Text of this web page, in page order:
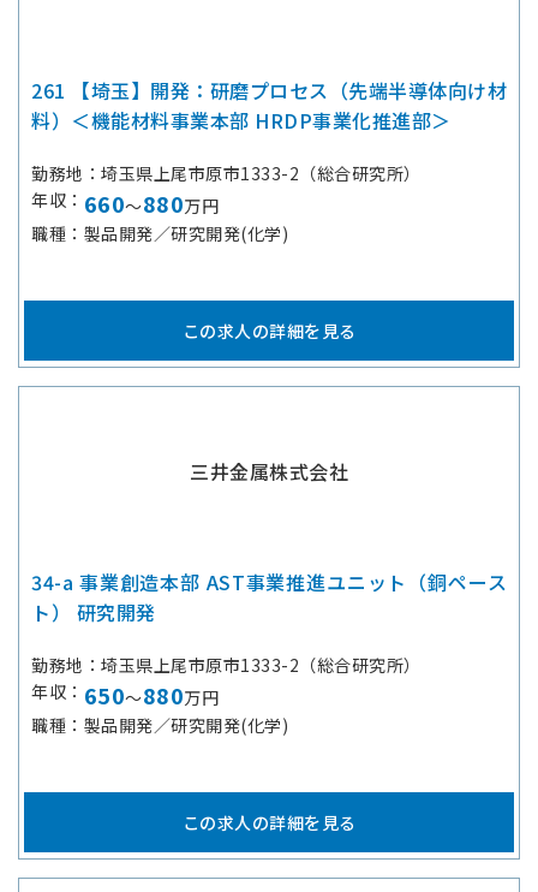
261 【埼玉】開発：研磨プロセス（先端半導体向け材
料）＜機能材料事業本部 HRDP事業化推進部＞
勤務地
埼玉県上尾市原市1333-2（総合研究所）
年収
660～880万円
職種
製品開発／研究開発(化学)
この求人の詳細を見る
三井金属株式会社
34-a 事業創造本部 AST事業推進ユニット（銅ペース
ト） 研究開発
勤務地
埼玉県上尾市原市1333-2（総合研究所）
年収
650～880万円
職種
製品開発／研究開発(化学)
この求人の詳細を見る